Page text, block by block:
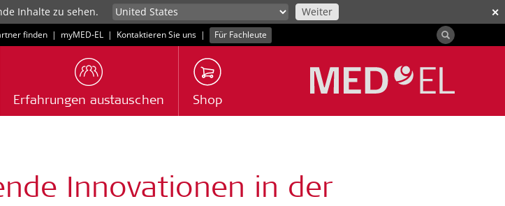
✕
Inhalte zu sehen. Weiter
finden | myMED‑EL | Kontaktieren Sie uns | Für Fachleute
Erfahrungen austauschen Shop
Innovationen in der